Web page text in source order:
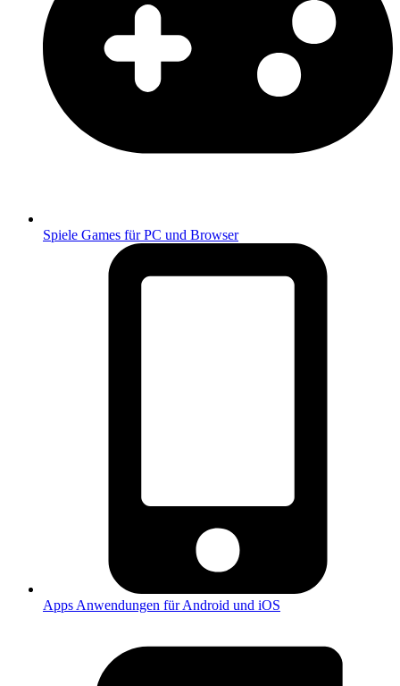
Spiele Games für PC und Browser
Apps Anwendungen für Android und iOS